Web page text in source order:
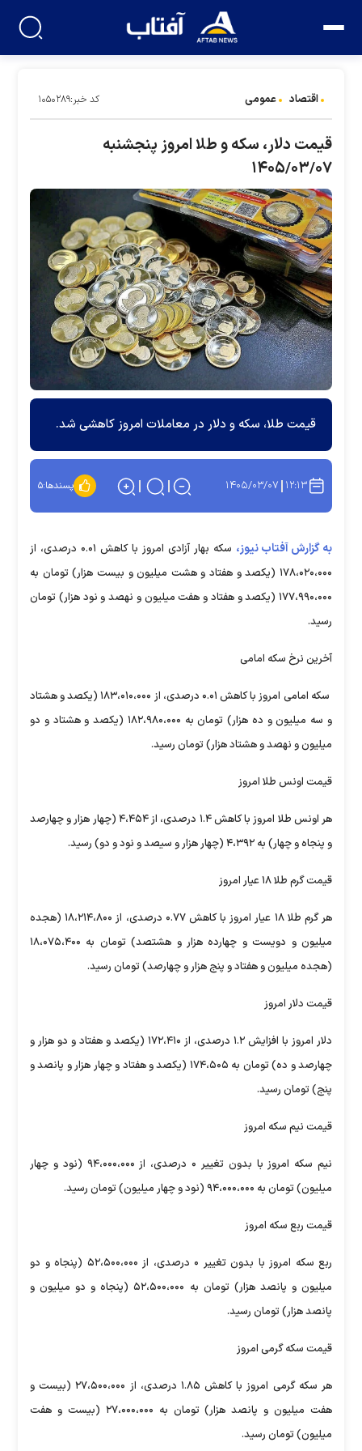
اقتصاد عمومی کد خبر:۱۰۵۰۲۸۹
قیمت دلار، سکه و طلا امروز پنجشنبه
۱۴۰۵/۰۳/۰۷
قیمت طلا، سکه و دلار در معاملات امروز کاهشی شد.
۱۲:۱۳ ۱۴۰۵/۰۳/۰۷ پسندها:۵
به گزارش آفتاب نیوز،
سکه بهار آزادی امروز با کاهش ۰.۰۱ درصدی، از
۱۷۸،۰۲۰،۰۰۰ (یکصد و هفتاد و هشت میلیون و بیست هزار) تومان به
۱۷۷،۹۹۰،۰۰۰ (یکصد و هفتاد و هفت میلیون و نهصد و نود هزار) تومان
رسید.
آخرین نرخ سکه امامی
سکه امامی امروز با کاهش ۰.۰۱ درصدی، از ۱۸۳،۰۱۰،۰۰۰ (یکصد و هشتاد
و سه میلیون و ده هزار) تومان به ۱۸۲،۹۸۰،۰۰۰ (یکصد و هشتاد و دو
میلیون و نهصد و هشتاد هزار) تومان رسید.
قیمت اونس طلا امروز
هر اونس طلا امروز با کاهش ۱.۴ درصدی، از ۴،۴۵۴ (چهار هزار و چهارصد
و پنجاه و چهار) به ۴،۳۹۲ (چهار هزار و سیصد و نود و دو) رسید.
قیمت گرم طلا ۱۸ عیار امروز
هر گرم طلا ۱۸ عیار امروز با کاهش ۰.۷۷ درصدی، از ۱۸،۲۱۴،۸۰۰ (هجده
میلیون و دویست و چهارده هزار و هشتصد) تومان به ۱۸،۰۷۵،۴۰۰
(هجده میلیون و هفتاد و پنج هزار و چهارصد) تومان رسید.
قیمت دلار امروز
دلار امروز با افزایش ۱.۲ درصدی، از ۱۷۲،۴۱۰ (یکصد و هفتاد و دو هزار و
چهارصد و ده) تومان به ۱۷۴،۵۰۵ (یکصد و هفتاد و چهار هزار و پانصد و
پنج) تومان رسید.
قیمت نیم سکه امروز
نیم سکه امروز با بدون تغییر ۰ درصدی، از ۹۴،۰۰۰،۰۰۰ (نود و چهار
میلیون) تومان به ۹۴،۰۰۰،۰۰۰ (نود و چهار میلیون) تومان رسید.
قیمت ربع سکه امروز
ربع سکه امروز با بدون تغییر ۰ درصدی، از ۵۲،۵۰۰،۰۰۰ (پنجاه و دو
میلیون و پانصد هزار) تومان به ۵۲،۵۰۰،۰۰۰ (پنجاه و دو میلیون و
پانصد هزار) تومان رسید.
قیمت سکه گرمی امروز
هر سکه گرمی امروز با کاهش ۱.۸۵ درصدی، از ۲۷،۵۰۰،۰۰۰ (بیست و
هفت میلیون و پانصد هزار) تومان به ۲۷،۰۰۰،۰۰۰ (بیست و هفت
میلیون) تومان رسید.